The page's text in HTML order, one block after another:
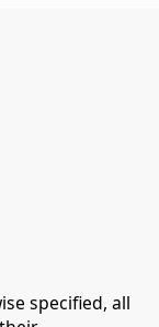
specified, all